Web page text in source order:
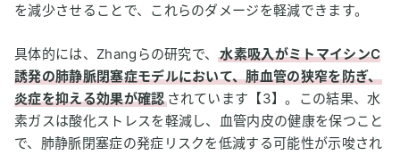
を減少させることで、これらのダメージを軽減できます。
具体的には、Zhangらの研究で、水素吸入がミトマイシンC
誘発の肺静脈閉塞症モデルにおいて、肺血管の狭窄を防ぎ、
炎症を抑える効果が確認されています【3】。この結果、水
素ガスは酸化ストレスを軽減し、血管内皮の健康を保つこと
で、肺静脈閉塞症の発症リスクを低減する可能性が示唆され